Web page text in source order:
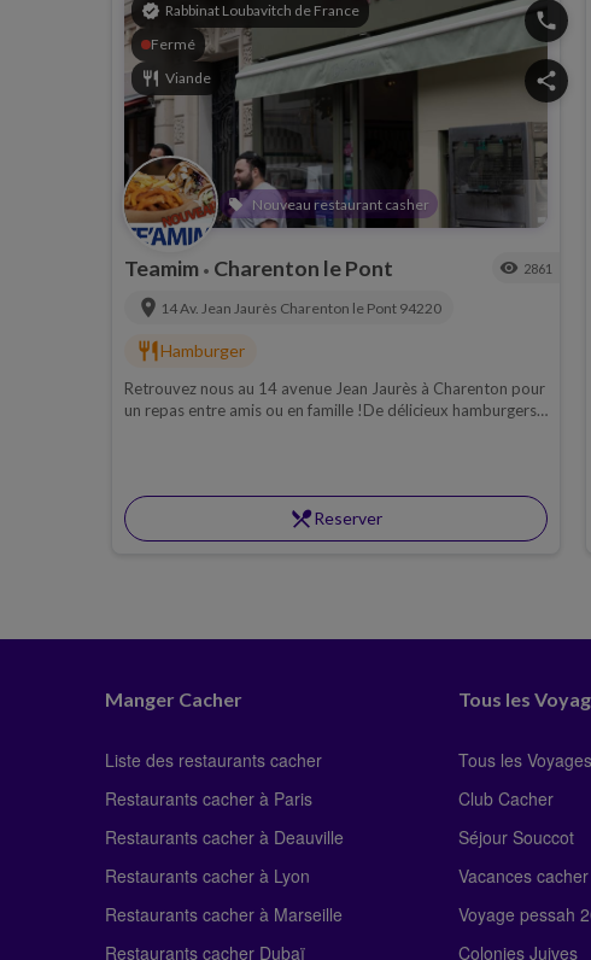
verified Rabbinat Loubavitch de France
Fermé
restaurant Viande
local_offer Nouveau restaurant casher
phone
share
Teamim • Charenton le Pont visibility 2861
location_on 14 Av. Jean Jaurès Charenton le Pont 94220
restaurant Hamburger
Retrouvez nous au 14 avenue Jean Jaurès à Charenton pour
un repas entre amis ou en famille !De délicieux hamburgers
restaurant_menuReserver
Manger Cacher
Liste des restaurants cacher
Restaurants cacher à Paris
Restaurants cacher à Deauville
Restaurants cacher à Lyon
Restaurants cacher à Marseille
Restaurants cacher Dubaï
Tous les
Tous les
Club Cacher
Séjour Souccot
Vacances
Voyage pessah
Colonies Juives